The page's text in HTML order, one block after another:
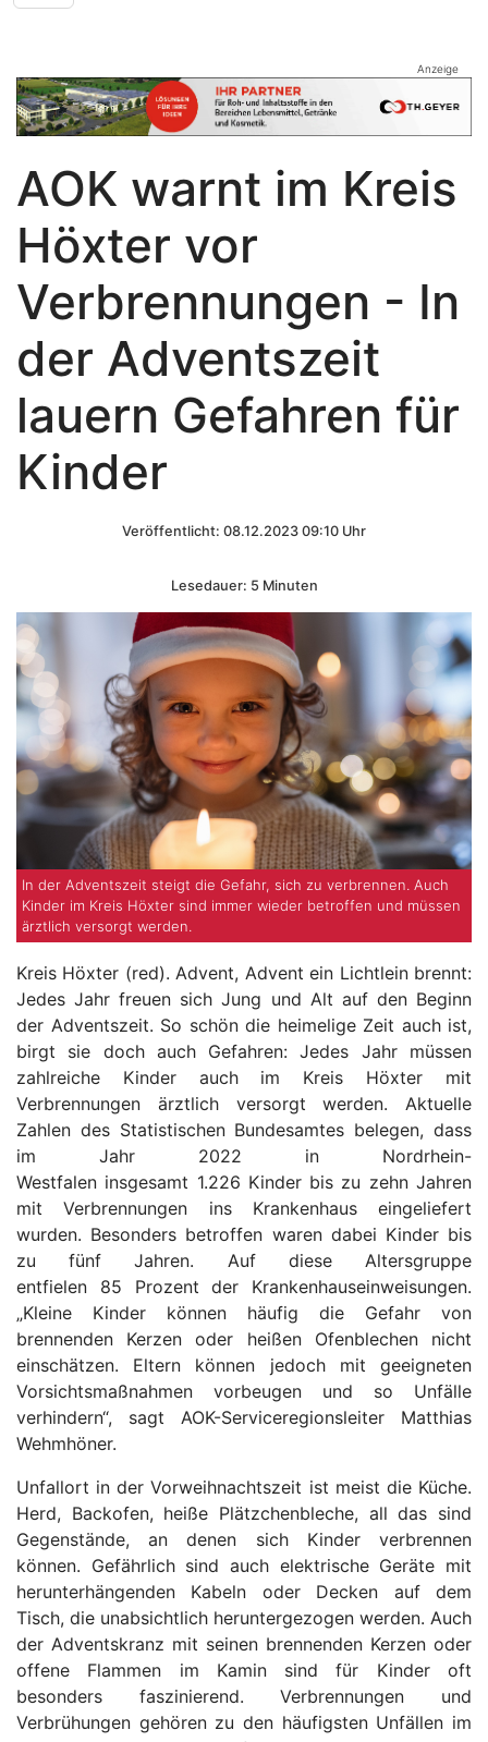
Anzeige
AOK warnt im Kreis
Höxter vor
Verbrennungen - In
der Adventszeit
lauern Gefahren für
Kinder
Veröffentlicht: 08.12.2023 09:10 Uhr
Lesedauer: 5 Minuten
In der Adventszeit steigt die Gefahr, sich zu verbrennen. Auch
Kinder im Kreis Höxter sind immer wieder betroffen und müssen
ärztlich versorgt werden.
Kreis Höxter (red). Advent, Advent ein Lichtlein brennt:
Jedes Jahr freuen sich Jung und Alt auf den Beginn
der Adventszeit. So schön die heimelige Zeit auch ist,
birgt sie doch auch Gefahren: Jedes Jahr müssen
zahlreiche Kinder auch im Kreis Höxter mit
Verbrennungen ärztlich versorgt werden. Aktuelle
Zahlen des Statistischen Bundesamtes belegen, dass
im Jahr 2022 in Nordrhein-
Westfalen insgesamt 1.226 Kinder bis zu zehn Jahren
mit Verbrennungen ins Krankenhaus eingeliefert
wurden. Besonders betroffen waren dabei Kinder bis
zu fünf Jahren. Auf diese Altersgruppe
entfielen 85 Prozent der Krankenhauseinweisungen.
„Kleine Kinder können häufig die Gefahr von
brennenden Kerzen oder heißen Ofenblechen nicht
einschätzen. Eltern können jedoch mit geeigneten
Vorsichtsmaßnahmen vorbeugen und so Unfälle
verhindern“, sagt AOK-Serviceregionsleiter Matthias
Wehmhöner.
Unfallort in der Vorweihnachtszeit ist meist die Küche.
Herd, Backofen, heiße Plätzchenbleche, all das sind
Gegenstände, an denen sich Kinder verbrennen
können. Gefährlich sind auch elektrische Geräte mit
herunterhängenden Kabeln oder Decken auf dem
Tisch, die unabsichtlich heruntergezogen werden. Auch
der Adventskranz mit seinen brennenden Kerzen oder
offene Flammen im Kamin sind für Kinder oft
besonders faszinierend. Verbrennungen und
Verbrühungen gehören zu den häufigsten Unfällen im